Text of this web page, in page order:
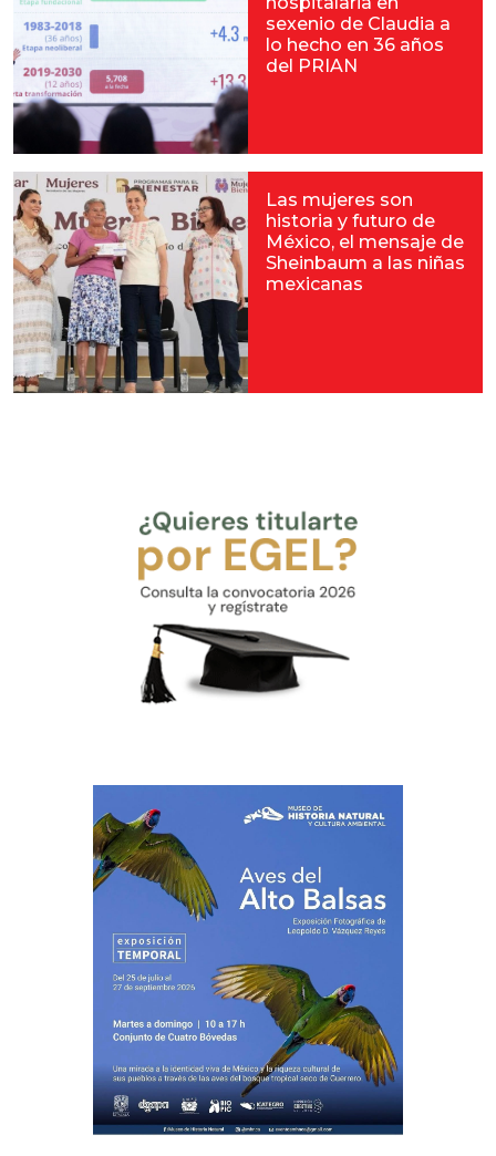
sexenio de Claudia a
lo hecho en 36 años
del PRIAN
Las mujeres son
historia y futuro de
México, el mensaje de
Sheinbaum a las niñas
mexicanas